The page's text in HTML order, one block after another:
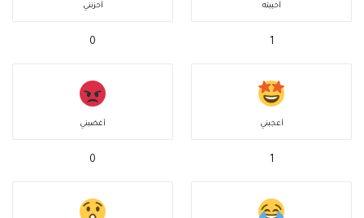
أحببته
1
أحزنني
0
أعجبني
1
أغضبني
0